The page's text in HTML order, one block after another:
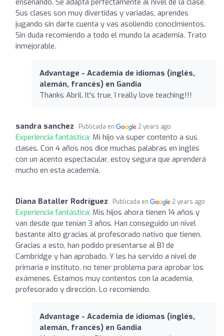
Sus clases son muy divertidas y variadas, aprendes
jugando sin darte cuenta y vas asoliendo conocimientos.
Sin duda recomiendo a todo el mundo la academia. Trato
inmejorable.
Advantage - Academia de idiomas (inglés,
alemán, francés) en Gandia
Thanks Abril. It's true, I really love teaching!!!
sandra sanchez Publicada en 2 years ago
Experiencia fantástica: Mi hijo va super contento a sus
clases. Con 4 años nos dice muchas palabras en inglés
con un acento espectacular, estoy segura que aprenderá
mucho en esta academia.
Diana Bataller Rodríguez Publicada en 2 years ago
Experiencia fantástica: Mis hijos ahora tienen 14 años y
van desde que tenían 3 años. Han conseguido un nivel
bastante alto gracias al profesorado nativo que tienen.
Gracias a esto, han podido presentarse al B1 de
Cambridge y han aprobado. Y les ha servido a nivel de
primaria e instituto, no tener problema para aprobar los
exámenes. Estamos muy contentos con la academia,
profesorado y dirección. Lo recomiendo.
Advantage - Academia de idiomas (inglés,
alemán, francés) en Gandia